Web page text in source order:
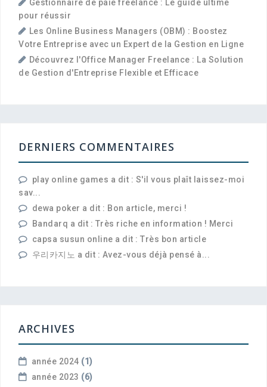
Gestionnaire de paie freelance : Le guide ultime
pour réussir
Les Online Business Managers (OBM) : Boostez
Votre Entreprise avec un Expert de la Gestion en Ligne
Découvrez l'Office Manager Freelance : La Solution
de Gestion d'Entreprise Flexible et Efficace
DERNIERS COMMENTAIRES
play online games a dit : S'il vous plaît laissez-moi
sav...
dewa poker a dit : Bon article, merci !
Bandarq a dit : Très riche en information ! Merci
capsa susun online a dit : Très bon article
우리카지노 a dit : Avez-vous déjà pensé à...
ARCHIVES
année 2024 (1)
année 2023 (6)